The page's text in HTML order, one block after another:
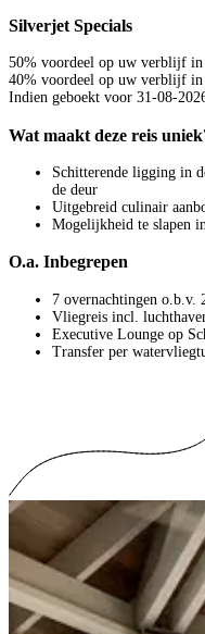
Silverjet Specials
50% voordeel op uw verblijf
40% voordeel op uw verblijf
Indien geboekt voor 31-08-
Wat maakt deze reis
Schitterende ligging in
de deur
Uitgebreid culinair
Mogelijkheid te slapen
O.a. Inbegrepen
7 overnachtingen o.b.v.
Vliegreis incl.
Executive Lounge op
Transfer per